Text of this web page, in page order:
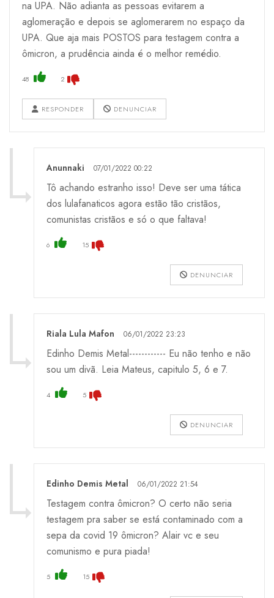
na UPA. Não adianta as pessoas evitarem a
aglomeração e depois se aglomerarem no espaço da
UPA. Que aja mais POSTOS para testagem contra a
ômicron, a prudência ainda é o melhor remédio.
48 2
RESPONDER DENUNCIAR
Anunnaki 07/01/2022 00:22
Tô achando estranho isso! Deve ser uma tática
dos lulafanaticos agora estão tão cristãos,
comunistas cristãos e só o que faltava!
6 15
DENUNCIAR
Riala Lula Mafon 06/01/2022 23:23
Edinho Demis Metal------------ Eu não tenho e não
sou um divã. Leia Mateus, capitulo 5, 6 e 7.
4 5
DENUNCIAR
Edinho Demis Metal 06/01/2022 21:54
Testagem contra ômicron? O certo não seria
testagem pra saber se está contaminado com a
sepa da covid 19 ômicron? Alair vc e seu
comunismo e pura piada!
5 15